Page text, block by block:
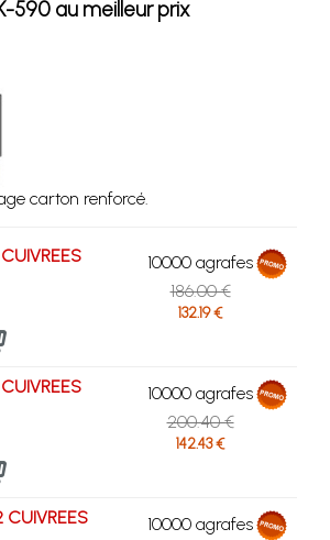
590 au meilleur prix
carton renforcé.
10000 agrafes
186.00 €
132.19 €
10000 agrafes
200.40 €
142.43 €
CUIVREES
10000 agrafes